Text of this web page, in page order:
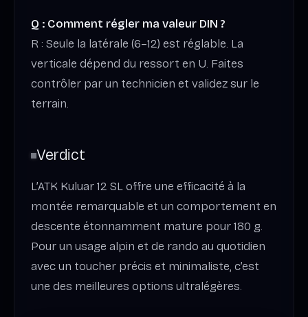
Q : Comment régler ma valeur DIN ?
R : Seule la latérale (6–12) est réglable. La
verticale dépend du ressort en U. Faites
contrôler par un technicien et validez sur le
terrain.
Verdict
L’ATK Kuluar 12 SL offre une efficacité à la
montée remarquable et un comportement en
descente étonnamment mature pour 180 g.
Pour un usage alpin et de rando au quotidien
avec un toucher précis et minimaliste, c’est
une des meilleures options ultralégères.